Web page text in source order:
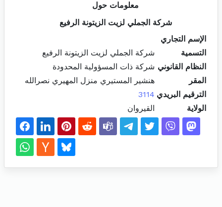
معلومات حول
شركة الجملي لزيت الزيتونة الرفيع
الإسم التجاري
التسمية
شركة الجملي لزيت الزيتونة الرفيع
النظام القانوني شركة ذات المسؤولية المحدودة
المقر
هنشير المستيري منزل المهيري نصرالله
الترقيم البريدي 3114
الولاية
القيروان